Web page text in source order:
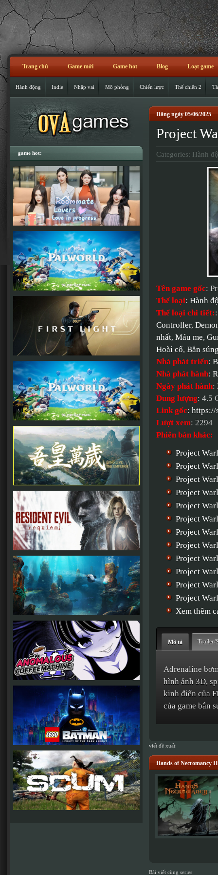
Trang chủ Game mới Game hot Blog Loạt game
Hành động Indie Nhập vai Mô phỏng Chiến lược Thế chiến 2
Đăng ngày 05/06/2025
Project
Categories: Hành
Tên game gốc:
Thể loại: Hành
Thể loại chi tiết:
Controller,
nhất, Máu me,
Hoài cổ, Bắn
Nhà phát triển:
Nhà phát hành:
Ngày phát hành:
Dung lượng: 4.5
Link gốc: https://
Lượt xem: 2294
Phiên bản khác:
Project
Project
Project
Project
Project
Project
Project
Project
Project
Project
Project
Project
Xem thêm
Mô tả Trailer/
Adrenaline
hình ảnh 3D,
kinh điển của
của game bắn
viết đề xuất:
Hands of Necromancy
Bài viết cùng series:
game hot: